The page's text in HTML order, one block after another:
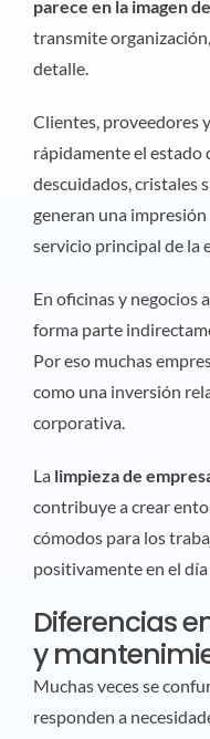
parece en la imagen
transmite
detalle.
Clientes, proveedores
rápidamente el estado
descuidados, cristales
generan una
servicio principal de la
En oficinas y negocios
forma parte
Por eso muchas
como una inversión
corporativa.
La limpieza de
contribuye a crear
cómodos para los
positivamente en el día
Diferencias
y
Muchas veces se
responden a